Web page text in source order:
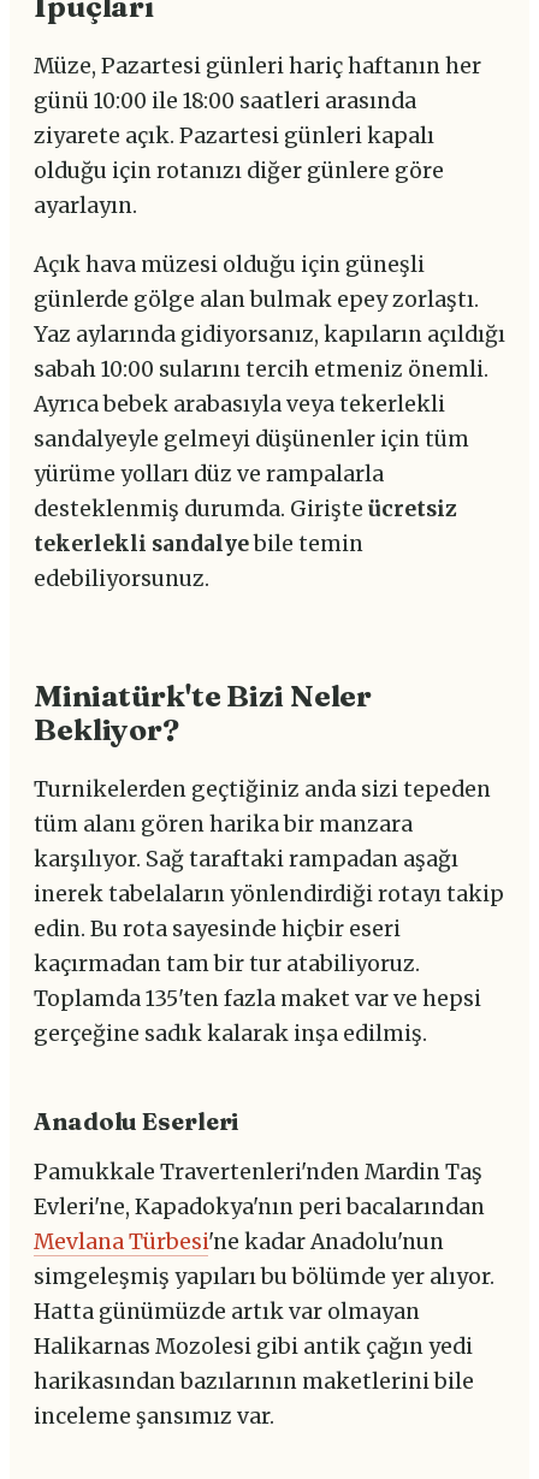
Müze, Pazartesi günleri hariç haftanın her
günü 10:00 ile 18:00 saatleri arasında
ziyarete açık. Pazartesi günleri kapalı
olduğu için rotanızı diğer günlere göre
ayarlayın.
Açık hava müzesi olduğu için güneşli
günlerde gölge alan bulmak epey zorlaştı.
Yaz aylarında gidiyorsanız, kapıların açıldığı
sabah 10:00 sularını tercih etmeniz önemli.
Ayrıca bebek arabasıyla veya tekerlekli
sandalyeyle gelmeyi düşünenler için tüm
yürüme yolları düz ve rampalarla
desteklenmiş durumda. Girişte ücretsiz
tekerlekli sandalyebile temin
edebiliyorsunuz.
Miniatürk'te Bizi Neler
Bekliyor?
Turnikelerden geçtiğiniz anda sizi tepeden
tüm alanı gören harika bir manzara
karşılıyor. Sağ taraftaki rampadan aşağı
inerek tabelaların yönlendirdiği rotayı takip
edin. Bu rota sayesinde hiçbir eseri
kaçırmadan tam bir tur atabiliyoruz.
Toplamda 135'ten fazla maket var ve hepsi
gerçeğine sadık kalarak inşa edilmiş.
Anadolu Eserleri
Pamukkale Travertenleri'nden Mardin Taş
Evleri'ne, Kapadokya'nın peri bacalarından
Mevlana Türbesi'ne kadar Anadolu'nun
simgeleşmiş yapıları bu bölümde yer alıyor.
Hatta günümüzde artık var olmayan
Halikarnas Mozolesi gibi antik çağın yedi
harikasından bazılarının maketlerini bile
inceleme şansımız var.